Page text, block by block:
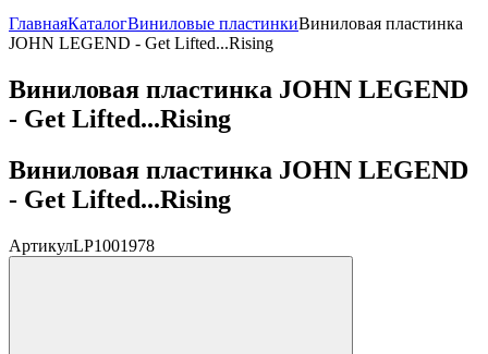
ГлавнаяКаталогВиниловые пластинкиВиниловая пластинка
JOHN LEGEND - Get Lifted...Rising
Виниловая пластинка JOHN LEGEND
- Get Lifted...Rising
Виниловая пластинка JOHN LEGEND
- Get Lifted...Rising
АртикулLP1001978